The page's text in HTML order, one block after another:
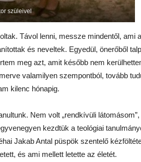
szüleivel
Távol lenni, messze mindentől, ami
és neveltek. Egyedül, önerőből
meg azt, amit később nem
valamilyen szempontból, tovább
kilenc hónapig.
Nem volt „rendkívüli
kezdtük a teológiai
Jakab Antal püspök szentelő
és ami mellett letette az életét.